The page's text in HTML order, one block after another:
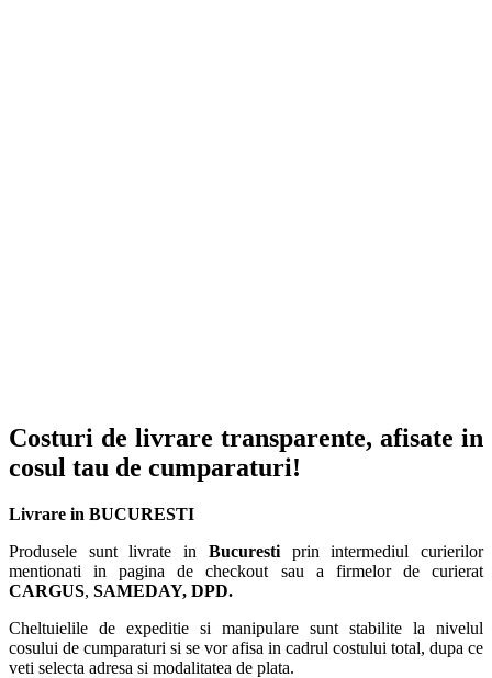
Costuri de livrare transparente, afisate in
cosul tau de cumparaturi!
Livrare in BUCURESTI
Produsele sunt livrate in Bucurestiprin intermediul curierilor
mentionati in pagina de checkout sau a firmelor de curierat
CARGUS, SAMEDAY, DPD.
Cheltuielile de expeditie si manipulare sunt stabilite la nivelul
cosului de cumparaturi si se vor afisa in cadrul costului total, dupa ce
veti selecta adresa si modalitatea de plata.